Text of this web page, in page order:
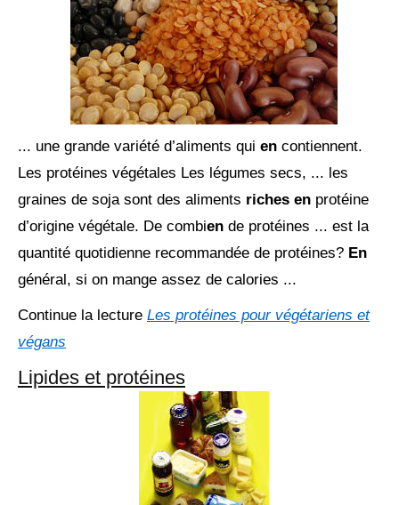
... une grande variété d’aliments qui en contiennent.
Les protéines végétales Les légumes secs, ... les
graines de soja sont des aliments riches en protéine
d’origine végétale. De combien de protéines ... est la
quantité quotidienne recommandée de protéines? En
général, si on mange assez de calories ...
Continue la lecture Les protéines pour végétariens et
végans
Lipides et protéines